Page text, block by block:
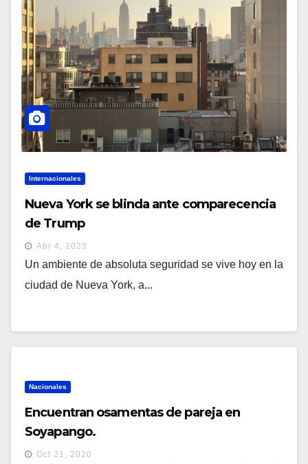
Internacionales
Nueva York se blinda ante comparecencia
de Trump
Abr 4, 2023
Un ambiente de absoluta seguridad se vive hoy en la
ciudad de Nueva York, a...
Nacionales
Encuentran osamentas de pareja en
Soyapango.
Oct 21, 2020